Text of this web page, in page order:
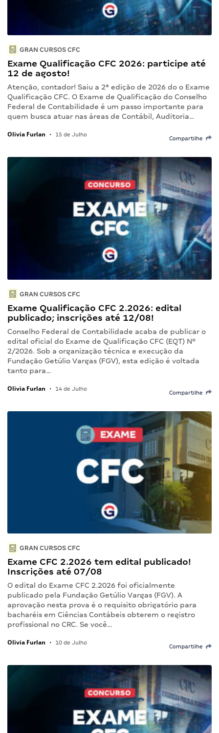
GRAN CURSOS CFC
Exame Qualificação CFC 2026: participe até
12 de agosto!
Atenção, contador! Saiu a 2ª edição de 2026 do o Exame
Qualificação CFC. O Exame de Qualificação do Conselho
Federal de Contabilidade é um passo importante para
quem busca atuar nas áreas de Contábil, Auditoria…
Olivia Furlan • 15 de Julho
Compartilhe
GRAN CURSOS CFC
Exame Qualificação CFC 2.2026: edital
publicado; inscrições até 12/08!
Conselho Federal de Contabilidade acaba de publicar o
edital oficial do Exame de Qualificação CFC (EQT) Nº
2/2026. Sob a organização técnica e execução da
Fundação Getúlio Vargas (FGV), esta edição é voltada
tanto para…
Olivia Furlan • 14 de Julho
Compartilhe
GRAN CURSOS CFC
Exame CFC 2.2026 tem edital publicado!
Inscrições até 07/08
O edital do Exame CFC 2.2026 foi oficialmente
publicado pela Fundação Getúlio Vargas (FGV). A
aprovação nesta prova é o requisito obrigatório para
bacharéis em Ciências Contábeis obterem o registro
profissional no CRC. Se você…
Olivia Furlan • 10 de Julho
Compartilhe